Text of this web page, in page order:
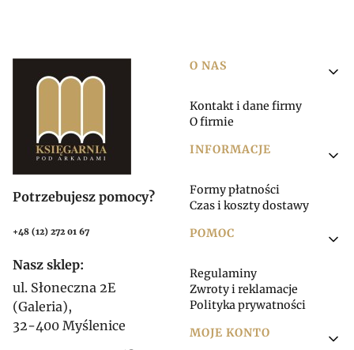
Potrzebujesz pomocy?
+48 (12) 272 01 67
Nasz sklep:
ul. Słoneczna 2E
(Galeria),
32-400 Myślenice
Linki w stopce
O NAS
Kontakt i dane firmy
O firmie
INFORMACJE
Formy płatności
Czas i koszty dostawy
POMOC
Regulaminy
Zwroty i reklamacje
Polityka prywatności
MOJE KONTO